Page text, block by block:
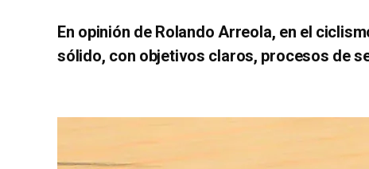
En opinión de Rolando Arreola, en el
sólido, con objetivos claros, procesos de